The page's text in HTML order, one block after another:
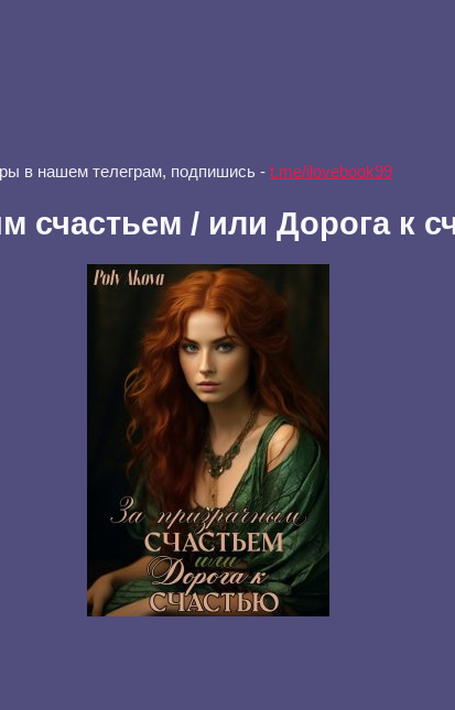
в нашем телеграм, подпишись - t.me/ilovebook99
счастьем / или Дорога к